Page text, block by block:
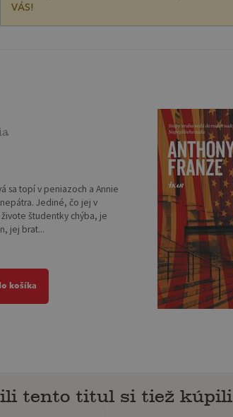
VÁS!
sa topí v peniazoch a Annie
Jediné, čo jej v
študentky chýba, je
jej brat...
košíka
tento titul si tiež kúpili